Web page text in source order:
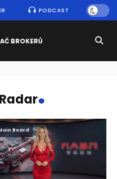
PODCAST
BROKERŮ
.
Board